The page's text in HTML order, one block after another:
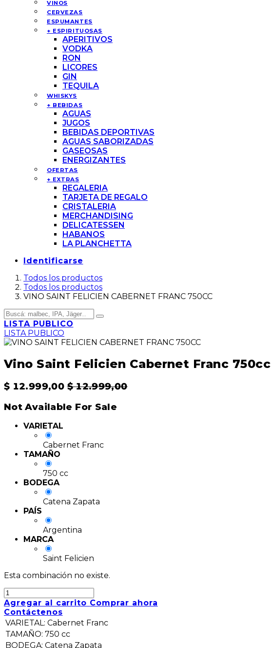
VINOS
CERVEZAS
ESPUMANTES
+ ESPIRITUOSAS
APERITIVOS
VODKA
RON
LICORES
GIN
TEQUILA
WHISKYS
+ BEBIDAS
AGUAS
JUGOS
BEBIDAS DEPORTIVAS
AGUAS SABORIZADAS
GASEOSAS
ENERGIZANTES
OFERTAS
+ EXTRAS
REGALERIA
TARJETA DE REGALO
CRISTALERIA
MERCHANDISING
DELICATESSEN
HABANOS
LA PLANCHETTA
Identificarse
Todos los productos
Todos los productos
VINO SAINT FELICIEN CABERNET FRANC 750CC
LISTA PUBLICO
LISTA PUBLICO
Vino Saint Felicien Cabernet Franc 750cc
$ 12.999,00 $12.999,00
Not Available For Sale
VARIETAL
Cabernet Franc
TAMAÑO
750 cc
BODEGA
Catena Zapata
PAÍS
Argentina
MARCA
Saint Felicien
Esta combinación no existe.
Agregar al carrito Comprar ahora
Contáctenos
VARIETAL: Cabernet Franc
TAMAÑO: 750 cc
BODEGA: Catena Zapata